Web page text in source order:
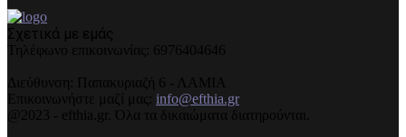
Σχετικά με εμάς
Τηλέφωνo επικοινωνίας: 6976404646
Διεύθυνση: Παπακυριαζή 6 - ΛΑΜΙΑ
Επικοινωνήστε μαζί μας: info@efthia.gr
@2023 - efthia.gr. Όλα τα δικαιώματα διατηρούνται.